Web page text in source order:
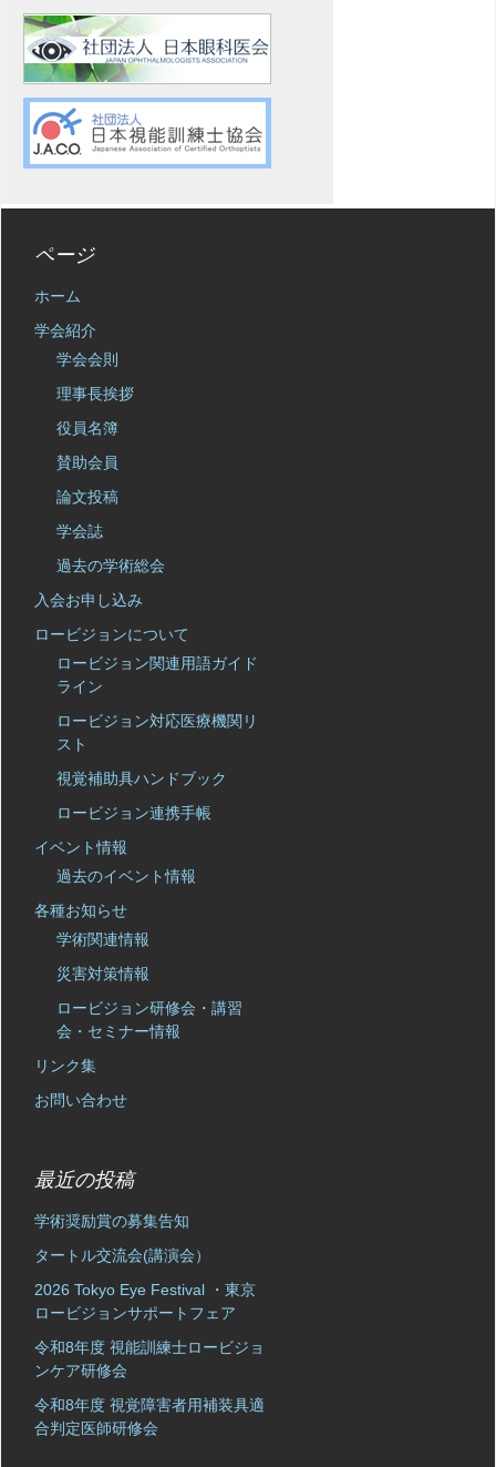
ページ
ホーム
学会紹介
学会会則
理事長挨拶
役員名簿
賛助会員
論文投稿
学会誌
過去の学術総会
入会お申し込み
ロービジョンについて
ロービジョン関連用語ガイド
ライン
ロービジョン対応医療機関リ
スト
視覚補助具ハンドブック
ロービジョン連携手帳
イベント情報
過去のイベント情報
各種お知らせ
学術関連情報
災害対策情報
ロービジョン研修会・講習
会・セミナー情報
リンク集
お問い合わせ
最近の投稿
学術奨励賞の募集告知
タートル交流会(講演会）
2026 Tokyo Eye Festival ・東京
ロービジョンサポートフェア
令和8年度 視能訓練士ロービジョ
ンケア研修会
令和8年度 視覚障害者用補装具適
合判定医師研修会